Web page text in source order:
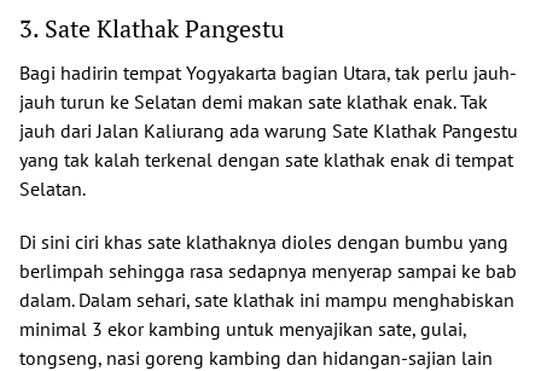
3. Sate Klathak Pangestu
Bagi hadirin tempat Yogyakarta bagian Utara, tak perlu jauh-
jauh turun ke Selatan demi makan sate klathak enak. Tak
jauh dari Jalan Kaliurang ada warung Sate Klathak Pangestu
yang tak kalah terkenal dengan sate klathak enak di tempat
Selatan.
Di sini ciri khas sate klathaknya dioles dengan bumbu yang
berlimpah sehingga rasa sedapnya menyerap sampai ke bab
dalam. Dalam sehari, sate klathak ini mampu menghabiskan
minimal 3 ekor kambing untuk menyajikan sate, gulai,
tongseng, nasi goreng kambing dan hidangan-sajian lain